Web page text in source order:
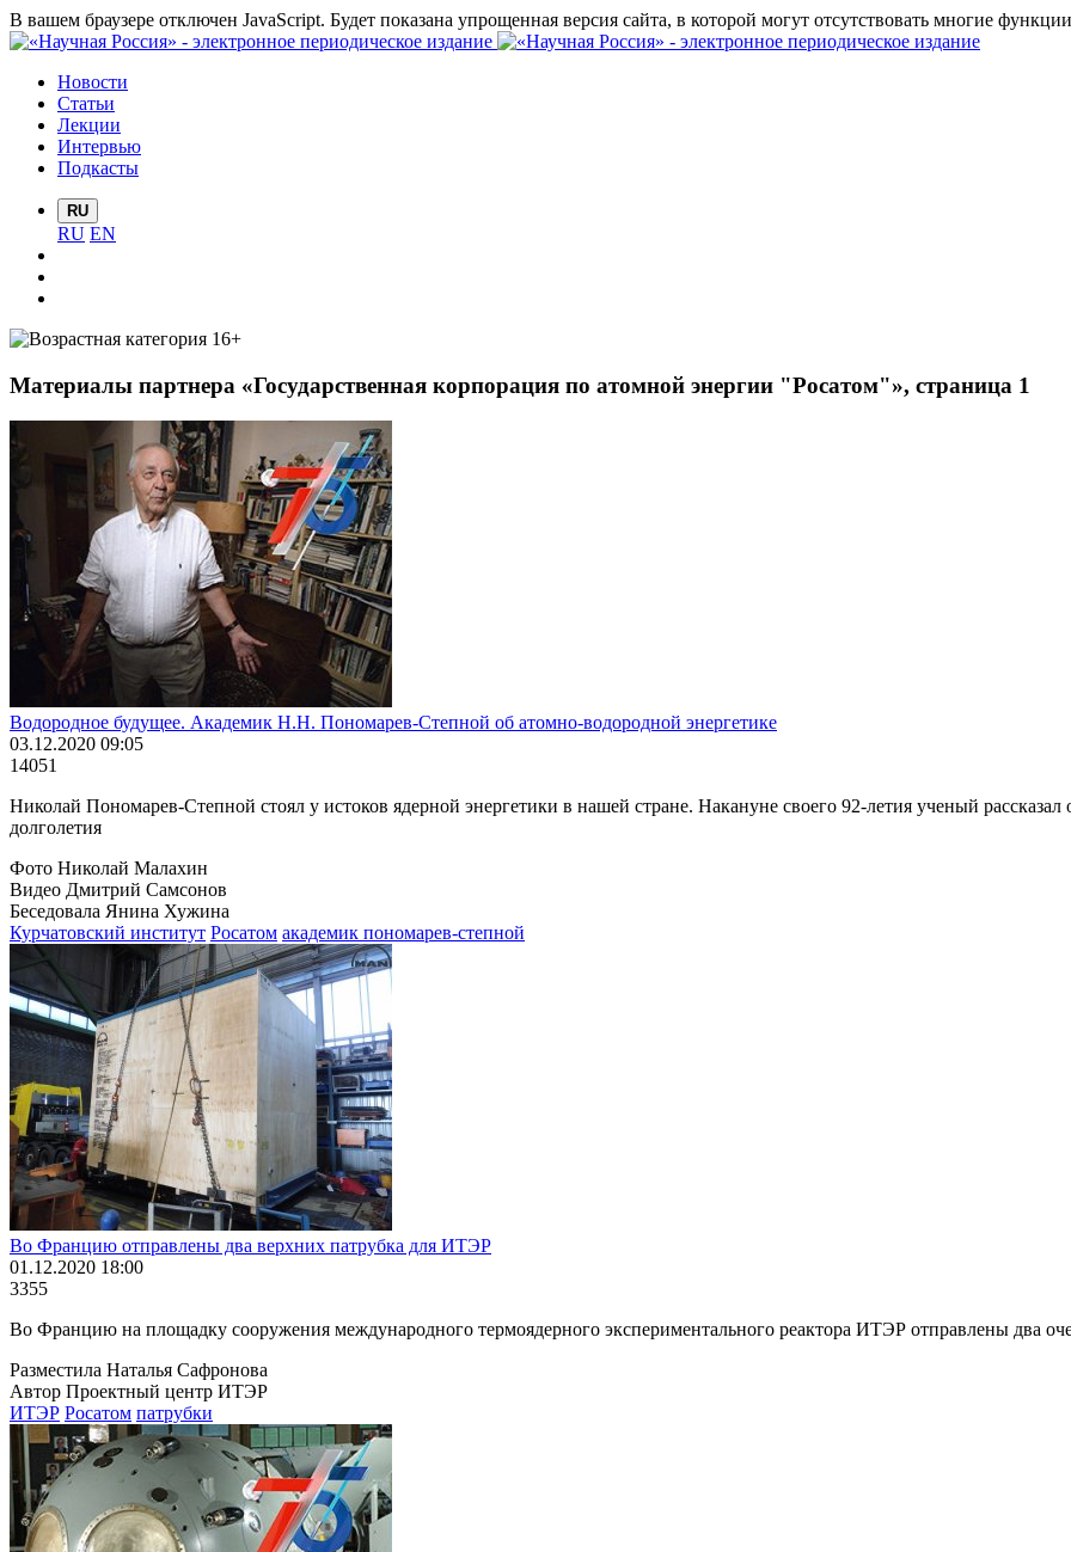
В вашем браузере отключен JavaScript. Будет показана упрощенная версия сайта, в которой могут отсутствовать многие
Новости
Статьи
Лекции
Интервью
Подкасты
RU
RU EN
Материалы партнера «Государственная корпорация по атомной энергии "Росатом"», страница 1
Водородное будущее. Академик Н.Н. Пономарев-Степной об атомно-водородной энергетике
03.12.2020 09:05
14051
Николай Пономарев-Степной стоял у истоков ядерной энергетики в нашей стране. Накануне своего 92-летия ученый
долголетия
Фото Николай Малахин
Видео Дмитрий Самсонов
Беседовала Янина Хужина
Курчатовский институт Росатом академик пономарев-степной
Во Францию отправлены два верхних патрубка для ИТЭР
01.12.2020 18:00
3355
Во Францию на площадку сооружения международного термоядерного экспериментального реактора ИТЭР отправлены два
Разместила Наталья Сафронова
Автор Проектный центр ИТЭР
ИТЭР Росатом патрубки